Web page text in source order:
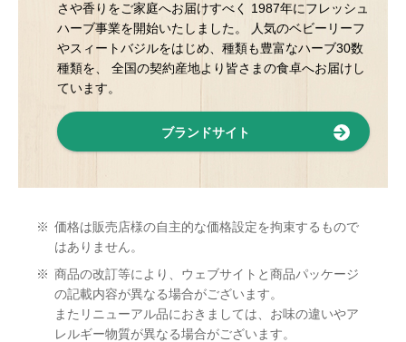
さや香りをご家庭へお届けすべく 1987年にフレッシュ
ハーブ事業を開始いたしました。 人気のベビーリーフ
やスィートバジルをはじめ、種類も豊富なハーブ30数
種類を、 全国の契約産地より皆さまの食卓へお届けし
ています。
ブランドサイト
※ 価格は販売店様の自主的な価格設定を拘束するもので
はありません。
※ 商品の改訂等により、ウェブサイトと商品パッケージ
の記載内容が異なる場合がございます。
またリニューアル品におきましては、お味の違いやア
レルギー物質が異なる場合がございます。